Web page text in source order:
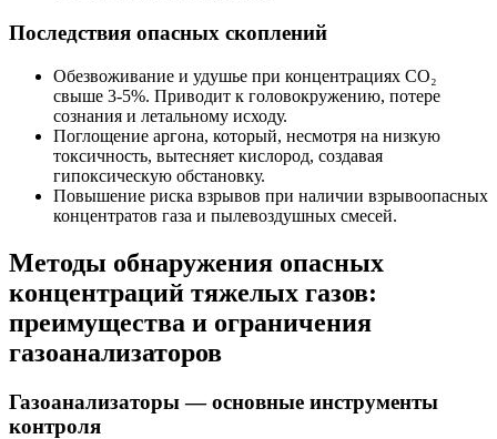
Последствия опасных скоплений
Обезвоживание и удушье при концентрациях CO₂
свыше 3-5%. Приводит к головокружению, потере
сознания и летальному исходу.
Поглощение аргона, который, несмотря на низкую
токсичность, вытесняет кислород, создавая
гипоксическую обстановку.
Повышение риска взрывов при наличии взрывоопасных
концентратов газа и пылевоздушных смесей.
Методы обнаружения опасных
концентраций тяжелых газов:
преимущества и ограничения
газоанализаторов
Газоанализаторы — основные инструменты
контроля